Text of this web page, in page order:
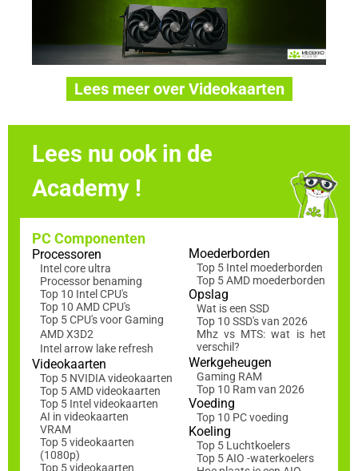
Lees meer over Videokaarten
Lees nu ook in de
Academy !
PC Componenten
Processoren
Intel core ultra
Processor benaming
Top 10 Intel CPU's
Top 10 AMD CPU's
Top 5 CPU's voor Gaming
AMD X3D2
Intel arrow lake refresh
Videokaarten
Top 5 NVIDIA videokaarten
Top 5 AMD videokaarten
Top 5 Intel videokaarten
AI in videokaarten
VRAM
Top 5 videokaarten
(1080p)
Top 5 videokaarten
Moederborden
Top 5 Intel moederborden
Top 5 AMD moederborden
Opslag
Wat is een SSD
Top 10 SSD's van 2026
Mhz vs MTS: wat is het
verschil?
Werkgeheugen
Gaming RAM
Top 10 Ram van 2026
Voeding
Top 10 PC voeding
Koeling
Top 5 Luchtkoelers
Top 5 AIO -waterkoelers